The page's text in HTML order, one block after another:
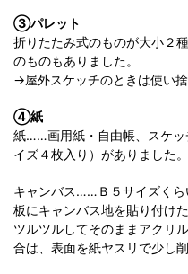
③パレット
折りたたみ式のものが大小２
のものもありました。
→屋外スケッチのときは使い捨
④紙
紙……画用紙・自由帳、スケッ
イズ４枚入り）がありました。
キャンバス……Ｂ５サイズくら
板にキャンバス地を貼り付け
ツルツルしてそのままアクリ
合は、表面を紙ヤスリで少し